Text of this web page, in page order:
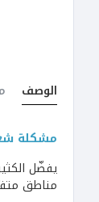
الوصف
مشكلة
يفضّل
مناطق